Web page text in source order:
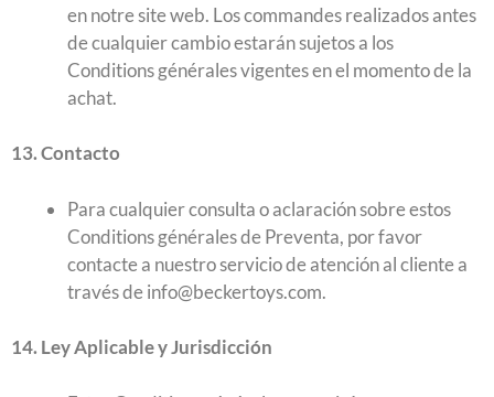
en notre site web. Los commandes realizados antes
de cualquier cambio estarán sujetos a los
Conditions générales vigentes en el momento de la
achat.
13. Contacto
Para cualquier consulta o aclaración sobre estos
Conditions générales de Preventa, por favor
contacte a nuestro servicio de atención al cliente a
través de info@beckertoys.com.
14. Ley Aplicable y Jurisdicción